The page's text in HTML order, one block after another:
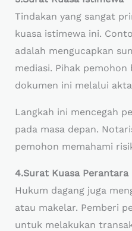
Tindakan yang sangat
kuasa istimewa ini.
adalah mengucapkan
mediasi. Pihak pemohon
dokumen ini melalui
Langkah ini mencegah
pada masa depan.
pemohon memahami
4.Surat Kuasa Perantara
Hukum dagang juga
atau makelar. Pemberi
untuk melakukan